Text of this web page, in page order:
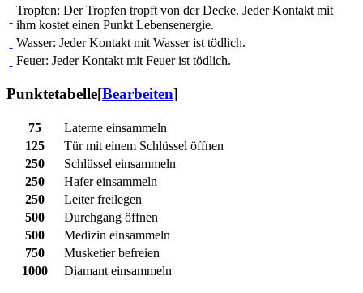
Tropfen: Der Tropfen tropft von der Decke. Jeder Kontakt mit
ihm kostet einen Punkt Lebensenergie.
Wasser: Jeder Kontakt mit Wasser ist tödlich.
Feuer: Jeder Kontakt mit Feuer ist tödlich.
Punktetabelle[Bearbeiten]
75
Laterne einsammeln
125
Tür mit einem Schlüssel öffnen
250
Schlüssel einsammeln
250
Hafer einsammeln
250
Leiter freilegen
500
Durchgang öffnen
500
Medizin einsammeln
750
Musketier befreien
1000
Diamant einsammeln